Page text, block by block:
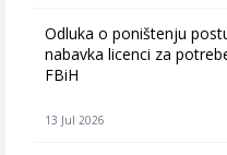
Odluka o poništenju
nabavka licenci za
FBiH
13 Jul 2026